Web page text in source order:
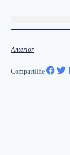
Anterior
Compartilhe